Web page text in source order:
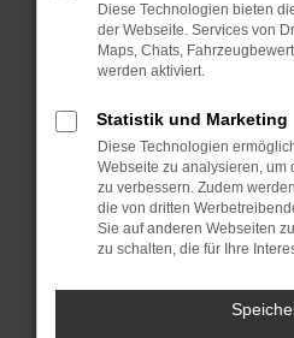
Starte dein Gerät neu.
Das kann manchmal
Probleme zu beheben.
Stelle sicher, dass
Betriebssystem auf
sind.
Veraltete Software birgt
Sicherheitsrisiko,
führen, dass bestimmte
Wende dich an den
Diese Technologien bieten
der Webseite. Services von
Maps, Chats,
werden aktiviert.
Statistik und Marketing
Diese Technologien
Webseite zu analysieren, um
zu verbessern. Zudem
die von dritten
Sie auf anderen Webseiten
zu schalten, die für Ihre